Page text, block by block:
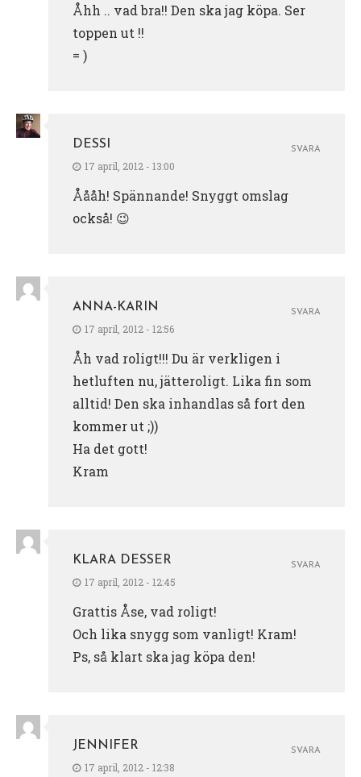
Åhh .. vad bra!! Den ska jag köpa. Ser
toppen ut !!
= )
DESSI
17 april, 2012 - 13:00
Åååh! Spännande! Snyggt omslag
också! 😉
SVARA
ANNA-KARIN
17 april, 2012 - 12:56
Åh vad roligt!!! Du är verkligen i
hetluften nu, jätteroligt. Lika fin som
alltid! Den ska inhandlas så fort den
kommer ut ;))
Ha det gott!
Kram
SVARA
KLARA DESSER
17 april, 2012 - 12:45
Grattis Åse, vad roligt!
Och lika snygg som vanligt! Kram!
Ps, så klart ska jag köpa den!
SVARA
JENNIFER
17 april, 2012 - 12:38
SVARA